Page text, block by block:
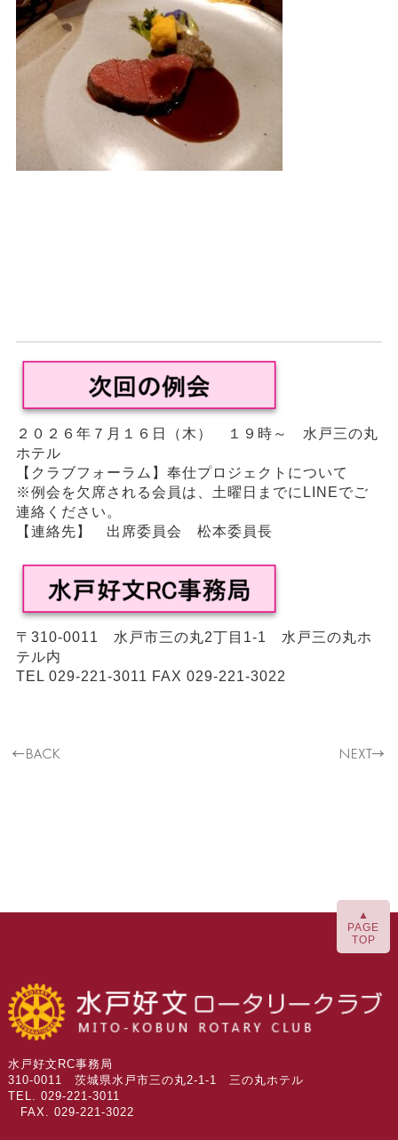
２０２６年７月１６日（木） １９時～ 水戸三の丸
ホテル
【クラブフォーラム】奉仕プロジェクトについて
※例会を欠席される会員は、土曜日までにLINEでご
連絡ください。
【連絡先】 出席委員会 松本委員長
〒310-0011 水戸市三の丸2丁目1-1 水戸三の丸ホ
テル内
TEL 029-221-3011 FAX 029-221-3022
▲
PAGE
TOP
水戸好文RC事務局
310-0011 茨城県水戸市三の丸2-1-1 三の丸ホテル
TEL. 029-221-3011
FAX. 029-221-3022